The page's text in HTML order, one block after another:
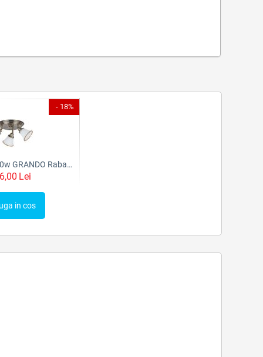
- 18%
Plafoniera 3x40w GRANDO Rabalux
Lei
in cos